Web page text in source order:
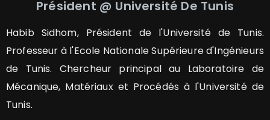
Président @ Université De Tunis
Habib Sidhom, Président de l'Université de Tunis.
Professeur à l'Ecole Nationale Supérieure d'Ingénieurs
de Tunis. Chercheur principal au Laboratoire de
Mécanique, Matériaux et Procédés à l'Université de
Tunis.